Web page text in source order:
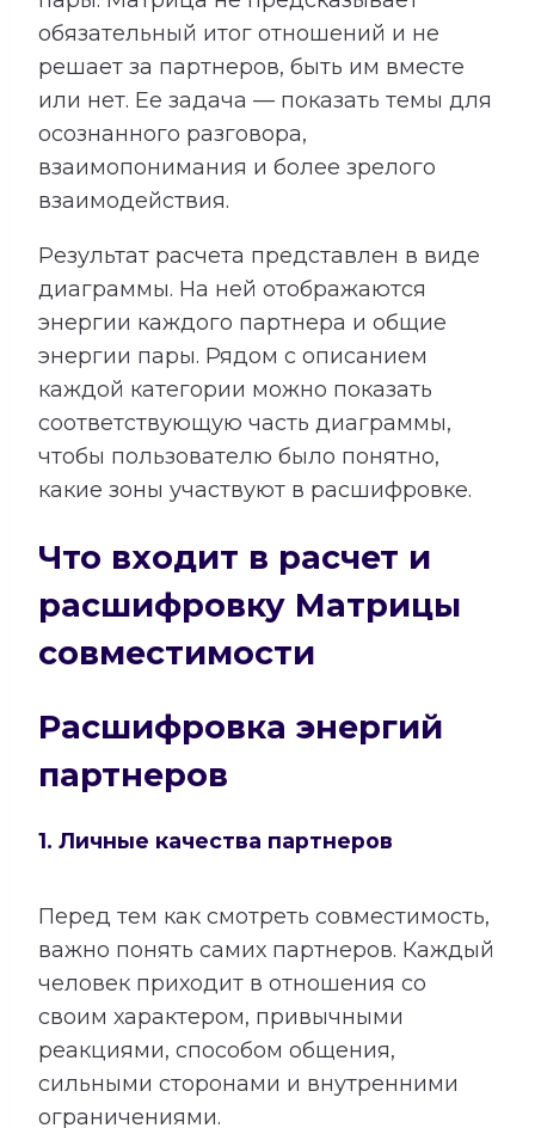
обязательный итог отношений и не
решает за партнеров, быть им вместе
или нет. Ее задача — показать темы для
осознанного разговора,
взаимопонимания и более зрелого
взаимодействия.
Результат расчета представлен в виде
диаграммы. На ней отображаются
энергии каждого партнера и общие
энергии пары. Рядом с описанием
каждой категории можно показать
соответствующую часть диаграммы,
чтобы пользователю было понятно,
какие зоны участвуют в расшифровке.
Что входит в расчет и
расшифровку Матрицы
совместимости
Расшифровка энергий
партнеров
1. Личные качества партнеров
Перед тем как смотреть совместимость,
важно понять самих партнеров. Каждый
человек приходит в отношения со
своим характером, привычными
реакциями, способом общения,
сильными сторонами и внутренними
ограничениями.